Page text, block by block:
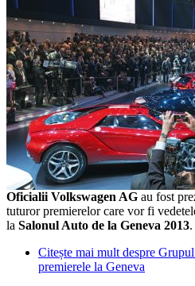
Oficialii Volkswagen AG au fost
tuturor premierelor care vor fi
la Salonul Auto de la Geneva 2013.
Citește mai mult despre
premierele la Geneva